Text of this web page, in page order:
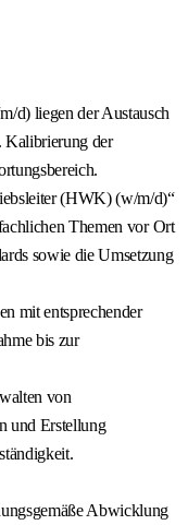
d) liegen der Austausch
Kalibrierung der
(HWK) (w/m/d)“
Themen vor Ort
sowie die Umsetzung
mit entsprechender
bis zur
von
und Erstellung
Abwicklung